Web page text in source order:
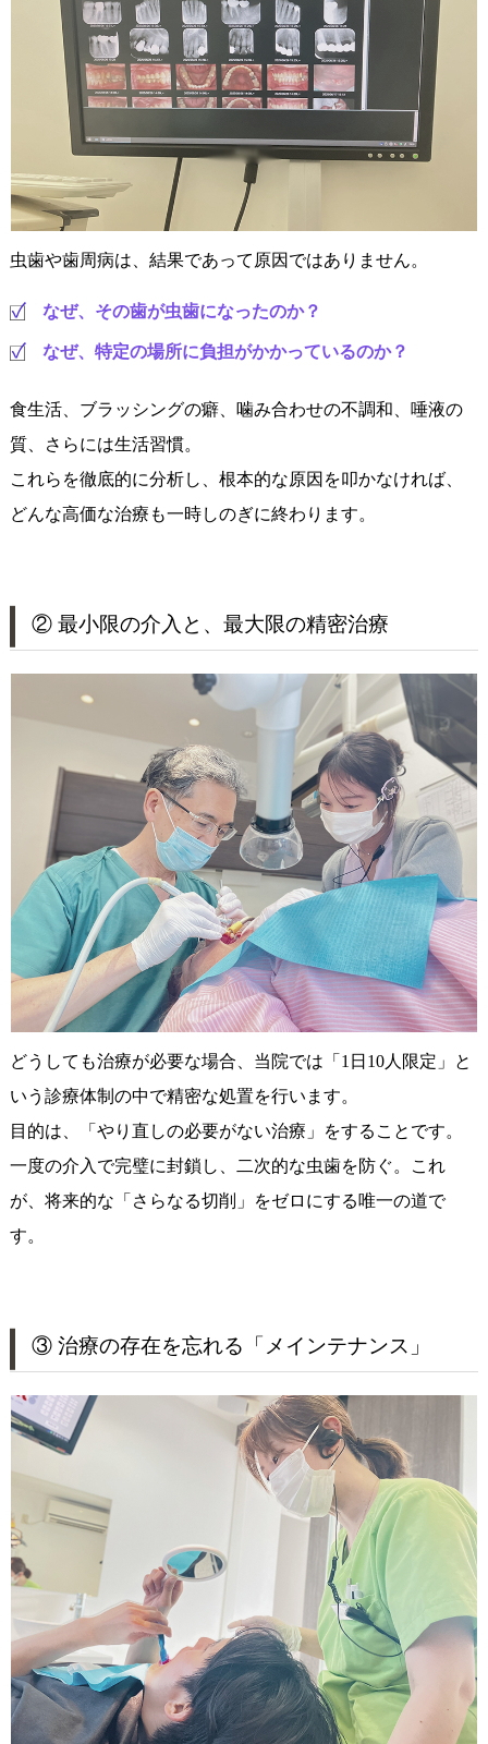
虫歯や歯周病は、結果であって原因ではありません。
なぜ、その歯が虫歯になったのか？
なぜ、特定の場所に負担がかかっているのか？
食生活、ブラッシングの癖、噛み合わせの不調和、唾液の
質、さらには生活習慣。
これらを徹底的に分析し、根本的な原因を叩かなければ、
どんな高価な治療も一時しのぎに終わります。
② 最小限の介入と、最大限の精密治療
どうしても治療が必要な場合、当院では「1日10人限定」と
いう診療体制の中で精密な処置を行います。
目的は、「やり直しの必要がない治療」をすることです。
一度の介入で完璧に封鎖し、二次的な虫歯を防ぐ。これ
が、将来的な「さらなる切削」をゼロにする唯一の道で
す。
③ 治療の存在を忘れる「メインテナンス」